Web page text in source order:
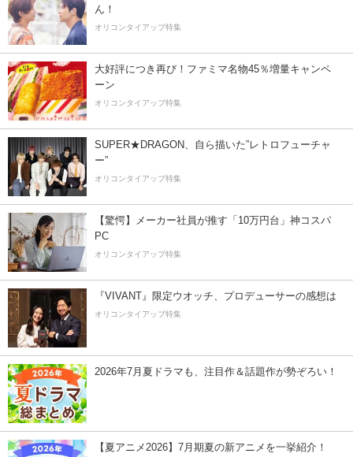
ん！
オリコンタイアップ特集
大好評につき再び！ファミマ名物45％増量キャンペ
ーン
オリコンタイアップ特集
SUPER★DRAGON、自ら描いた”レトロフューチャ
ー”
オリコンタイアップ特集
【驚愕】メーカー社員が推す「10万円台」神コスパ
PC
オリコンタイアップ特集
『VIVANT』限定ウオッチ、プロデューサーの感想は
オリコンタイアップ特集
2026年7月夏ドラマも、注目作＆話題作が勢ぞろい！
【夏アニメ2026】7月期夏の新アニメを一挙紹介！